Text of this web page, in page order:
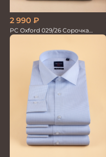
2 990 ₽
PC Oxford 029/26 Сорочка